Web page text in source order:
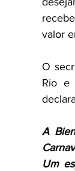
valor
O
Rio e
A
Um